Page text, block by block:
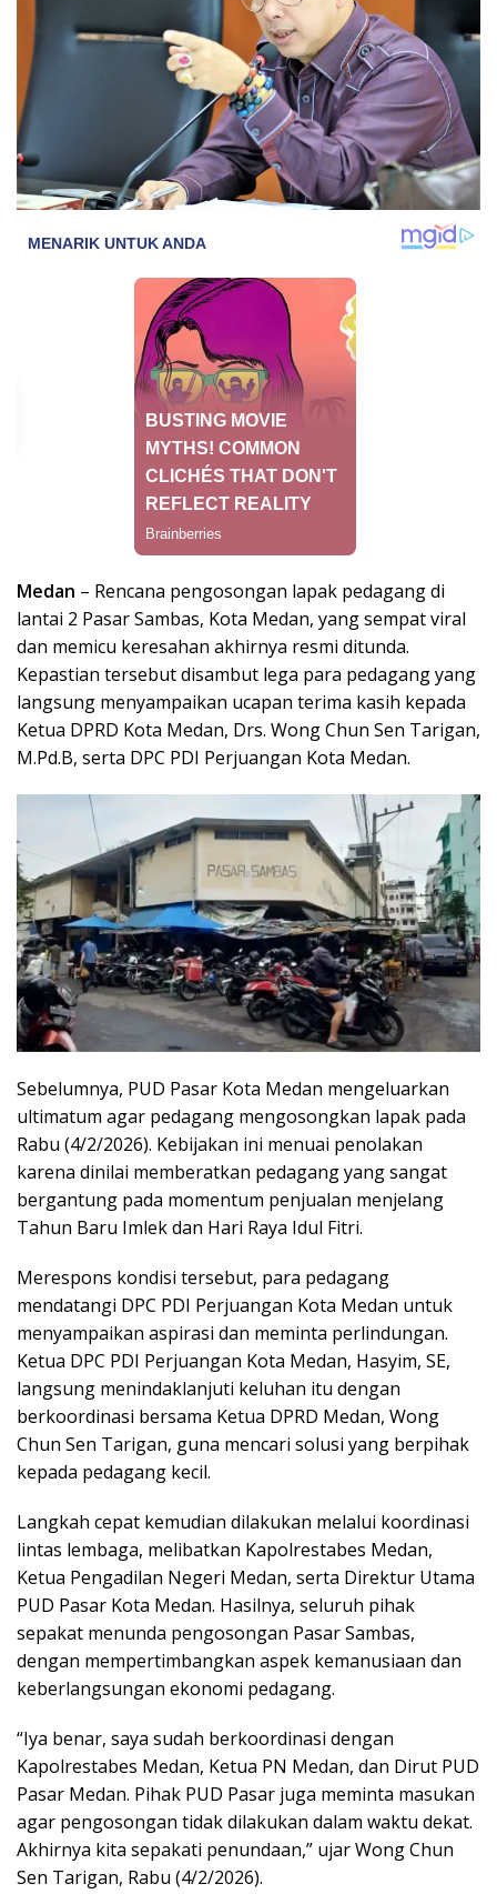
Medan – Rencana pengosongan lapak pedagang di
lantai 2 Pasar Sambas, Kota Medan, yang sempat viral
dan memicu keresahan akhirnya resmi ditunda.
Kepastian tersebut disambut lega para pedagang yang
langsung menyampaikan ucapan terima kasih kepada
Ketua DPRD Kota Medan, Drs. Wong Chun Sen Tarigan,
M.Pd.B, serta DPC PDI Perjuangan Kota Medan.
Sebelumnya, PUD Pasar Kota Medan mengeluarkan
ultimatum agar pedagang mengosongkan lapak pada
Rabu (4/2/2026). Kebijakan ini menuai penolakan
karena dinilai memberatkan pedagang yang sangat
bergantung pada momentum penjualan menjelang
Tahun Baru Imlek dan Hari Raya Idul Fitri.
Merespons kondisi tersebut, para pedagang
mendatangi DPC PDI Perjuangan Kota Medan untuk
menyampaikan aspirasi dan meminta perlindungan.
Ketua DPC PDI Perjuangan Kota Medan, Hasyim, SE,
langsung menindaklanjuti keluhan itu dengan
berkoordinasi bersama Ketua DPRD Medan, Wong
Chun Sen Tarigan, guna mencari solusi yang berpihak
kepada pedagang kecil.
Langkah cepat kemudian dilakukan melalui koordinasi
lintas lembaga, melibatkan Kapolrestabes Medan,
Ketua Pengadilan Negeri Medan, serta Direktur Utama
PUD Pasar Kota Medan. Hasilnya, seluruh pihak
sepakat menunda pengosongan Pasar Sambas,
dengan mempertimbangkan aspek kemanusiaan dan
keberlangsungan ekonomi pedagang.
“Iya benar, saya sudah berkoordinasi dengan
Kapolrestabes Medan, Ketua PN Medan, dan Dirut PUD
Pasar Medan. Pihak PUD Pasar juga meminta masukan
agar pengosongan tidak dilakukan dalam waktu dekat.
Akhirnya kita sepakati penundaan,” ujar Wong Chun
Sen Tarigan, Rabu (4/2/2026).